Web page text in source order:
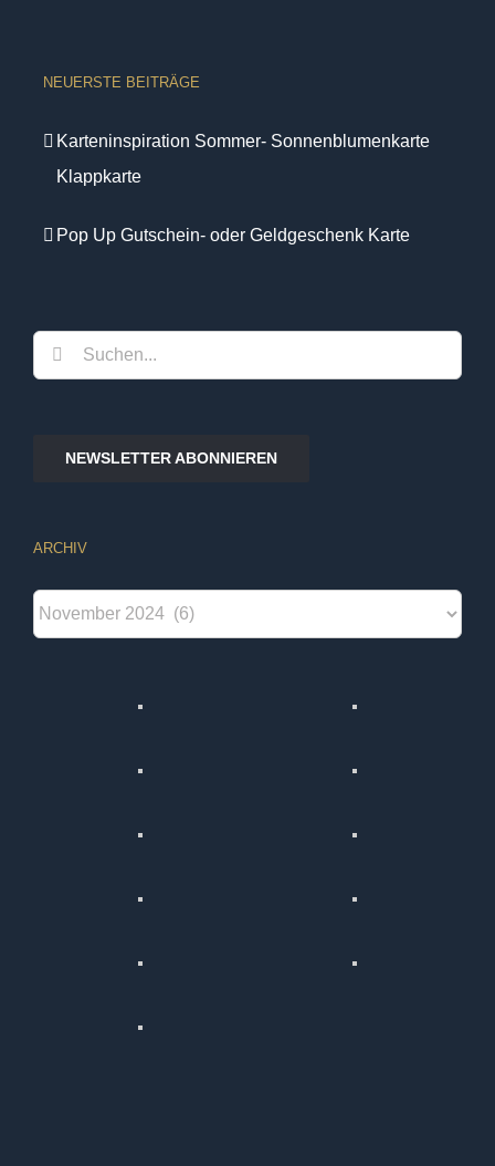
NEUERSTE BEITRÄGE
Karteninspiration Sommer- Sonnenblumenkarte
Klappkarte
Pop Up Gutschein- oder Geldgeschenk Karte
Suche
nach:
NEWSLETTER ABONNIEREN
ARCHIV
Archiv